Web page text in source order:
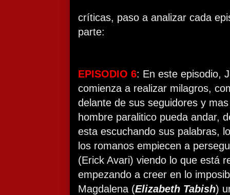
críticas, paso a analizar cada
parte:
EPISODIO 6: En este episodio,
comienza a realizar milagros,
delante de sus seguidores y
hombre paralitico pueda andar,
esta escuchando sus palabras,
los romanos empiecen a
(Erick Avari) viendo lo que está
empezando a creer en lo
Magdalena (Elizabeth Tabish)